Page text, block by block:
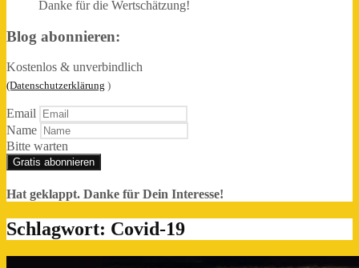
Danke für die Wertschätzung!
Blog abonnieren:
Kostenlos & unverbindlich
(Datenschutzerklärung )
Email
Name
Bitte warten
Gratis abonnieren
Hat geklappt. Danke für Dein Interesse!
Schlagwort: Covid-19